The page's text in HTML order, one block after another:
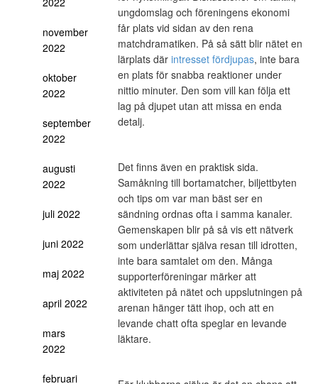
november
2022
oktober
2022
september
2022
augusti
2022
juli 2022
juni 2022
maj 2022
april 2022
mars
2022
februari
ungdomslag och föreningens ekonomi
får plats vid sidan av den rena
matchdramatiken. På så sätt blir nätet en
lärplats där intresset fördjupas, inte bara
en plats för snabba reaktioner under
nittio minuter. Den som vill kan följa ett
lag på djupet utan att missa en enda
detalj.
Det finns även en praktisk sida.
Samåkning till bortamatcher, biljettbyten
och tips om var man bäst ser en
sändning ordnas ofta i samma kanaler.
Gemenskapen blir på så vis ett nätverk
som underlättar själva resan till idrotten,
inte bara samtalet om den. Många
supporterföreningar märker att
aktiviteten på nätet och uppslutningen på
arenan hänger tätt ihop, och att en
levande chatt ofta speglar en levande
läktare.